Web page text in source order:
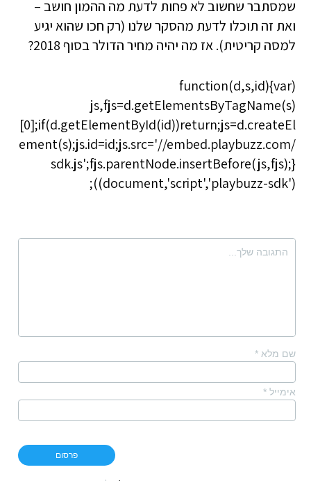
שמסתבר שחשוב לא פחות לדעת מה ההמון חושב –
ואת זה תוכלו לדעת מהסקר שלנו (רק חכו שהוא יגיע
למסה קריטית). אז מה יהיה מחיר הדולר בסוף 2018?
(function(d,s,id){var
js,fjs=d.getElementsByTagName(s)
[0];if(d.getElementById(id))return;js=d.createEl
ement(s);js.id=id;js.src='//embed.playbuzz.com/
sdk.js';fjs.parentNode.insertBefore(js,fjs);}
(document,'script','playbuzz-sdk'));
שם מלא *
אימייל *